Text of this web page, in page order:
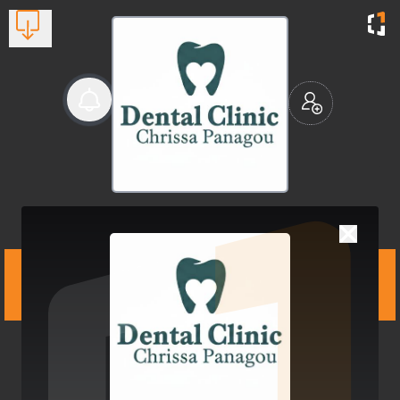
Panagou
Xειρουργική & αισθητική
οδοντιατρική, εμφυτεύματα,
ενδοδοντία, περιοδοντολογία!
Βλέπουν τώρα:1